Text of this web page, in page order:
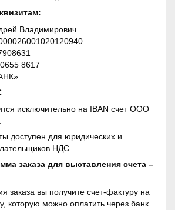
Владимирович
8617
исключительно на IBAN счет ООО
доступен для юридических и
НДС.
заказа для выставления счета –
заказа вы получите счет-фактуру на
которую можно оплатить через банк